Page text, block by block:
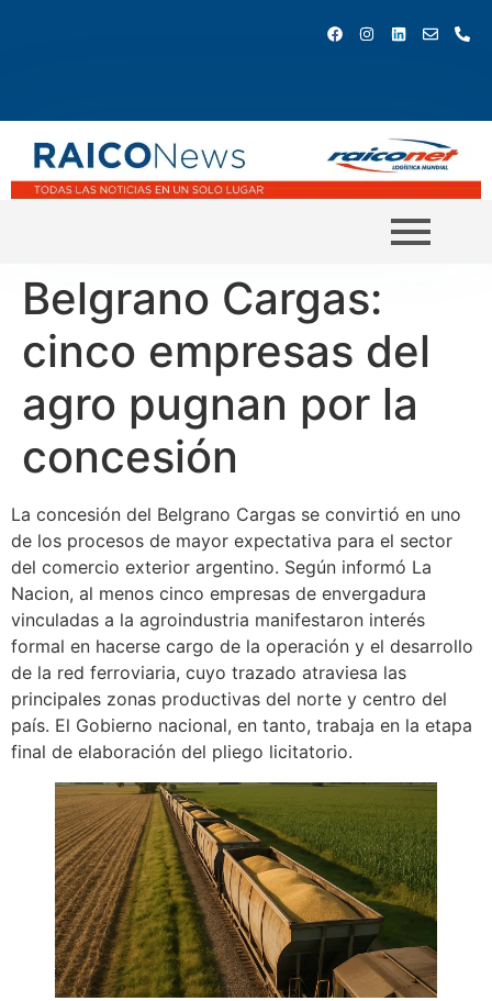
Belgrano Cargas:
cinco empresas del
agro pugnan por la
concesión
La concesión del Belgrano Cargas se convirtió en uno
de los procesos de mayor expectativa para el sector
del comercio exterior argentino. Según informó La
Nacion, al menos cinco empresas de envergadura
vinculadas a la agroindustria manifestaron interés
formal en hacerse cargo de la operación y el desarrollo
de la red ferroviaria, cuyo trazado atraviesa las
principales zonas productivas del norte y centro del
país. El Gobierno nacional, en tanto, trabaja en la etapa
final de elaboración del pliego licitatorio.